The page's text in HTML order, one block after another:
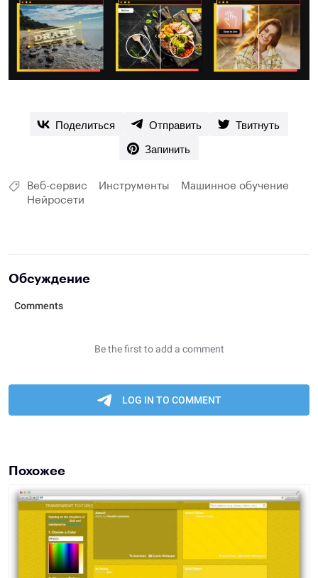
Поделиться Отправить
Твитнуть
Запинить
Веб-сервис Инструменты
Машинное обучение
Нейросети
Обсуждение
Похожее